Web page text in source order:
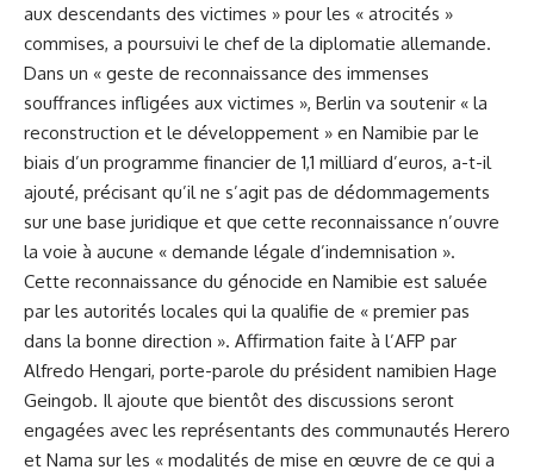
aux descendants des victimes » pour les « atrocités »
commises, a poursuivi le chef de la diplomatie allemande.
Dans un « geste de reconnaissance des immenses
souffrances infligées aux victimes », Berlin va soutenir « la
reconstruction et le développement » en Namibie par le
biais d’un programme financier de 1,1 milliard d’euros, a-t-il
ajouté, précisant qu’il ne s’agit pas de dédommagements
sur une base juridique et que cette reconnaissance n’ouvre
la voie à aucune « demande légale d’indemnisation ».
Cette reconnaissance du génocide en Namibie est saluée
par les autorités locales qui la qualifie de « premier pas
dans la bonne direction ». Affirmation faite à l’AFP par
Alfredo Hengari, porte-parole du président namibien Hage
Geingob. Il ajoute que bientôt des discussions seront
engagées avec les représentants des communautés Herero
et Nama sur les « modalités de mise en œuvre de ce qui a